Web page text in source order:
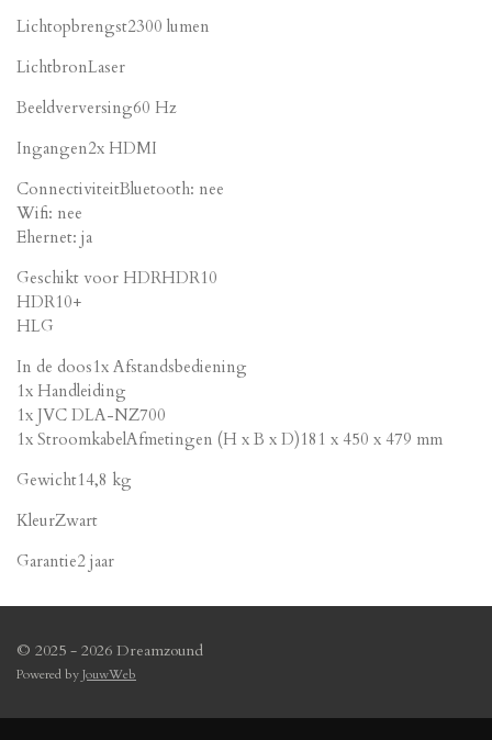
Lichtopbrengst2300 lumen
LichtbronLaser
Beeldverversing60 Hz
Ingangen2x HDMI
ConnectiviteitBluetooth: nee
Wifi: nee
Ehernet: ja
Geschikt voor HDRHDR10
HDR10+
HLG
In de doos1x Afstandsbediening
1x Handleiding
1x JVC DLA-NZ700
1x StroomkabelAfmetingen (H x B x D)181 x 450 x 479 mm
Gewicht14,8 kg
KleurZwart
Garantie2 jaar
© 2025 - 2026 Dreamzound
Powered byJouwWeb